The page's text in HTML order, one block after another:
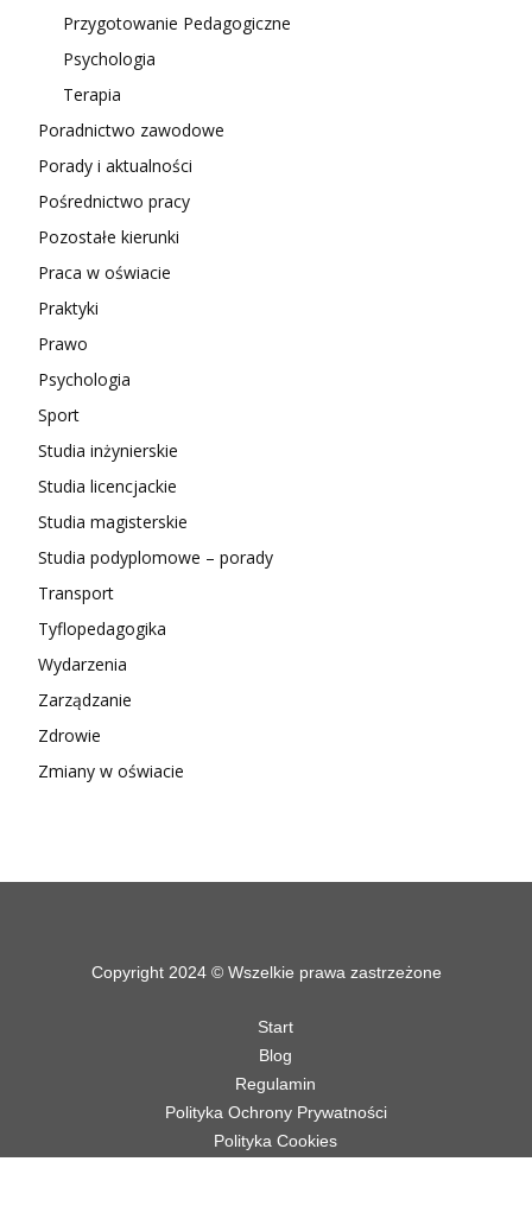
Przygotowanie Pedagogiczne
Psychologia
Terapia
Poradnictwo zawodowe
Porady i aktualności
Pośrednictwo pracy
Pozostałe kierunki
Praca w oświacie
Praktyki
Prawo
Psychologia
Sport
Studia inżynierskie
Studia licencjackie
Studia magisterskie
Studia podyplomowe – porady
Transport
Tyflopedagogika
Wydarzenia
Zarządzanie
Zdrowie
Zmiany w oświacie
Copyright 2024 © Wszelkie prawa zastrzeżone
Start
Blog
Regulamin
Polityka Ochrony Prywatności
Polityka Cookies